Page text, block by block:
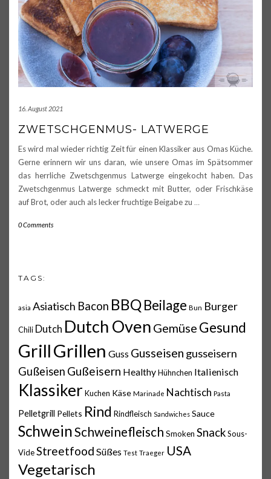
16. August 2021
ZWETSCHGENMUS- LATWERGE
Es wird mal wieder richtig Zeit für einen Klassiker aus Omas Küche.
Gerne erinnern wir uns daran, wie unsere Omas im Spätsommer
das herrliche Zwetschgenmus Latwerge eingekocht haben. Das
Zwetschgenmus Latwerge schmeckt mit Butter, oder Frischkäse
auf Brot, oder auch als lecker fruchtige Beigabe zu …
0 Comments
TAGS:
asia Asiatisch Bacon BBQBeilage Bun Burger
Chili Dutch Dutch Oven Gemüse Gesund
GrillGrillen Guss Gusseisen gusseisern
Gußeisen Gußeisern HealthyHühnchen Italienisch
Klassiker Kuchen Käse Marinade Nachtisch Pasta
Pelletgrill Pellets Rind Rindfleisch Sandwiches Sauce
SchweinSchweinefleisch Smoken SnackSous-
VideStreetfood Süßes Test Traeger USA
Vegetarisch